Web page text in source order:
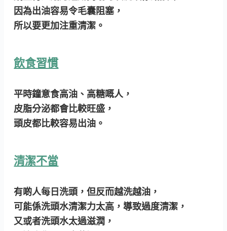
因為出油容易令毛囊阻塞，
所以要更加注重清潔。
飲食習慣
平時鐘意食高油、高糖嘅人，
皮脂分泌都會比較旺盛，
頭皮都比較容易出油。
清潔不當
有啲人每日洗頭，但反而越洗越油，
可能係洗頭水清潔力太高，導致過度清潔，
又或者洗頭水太過滋潤，